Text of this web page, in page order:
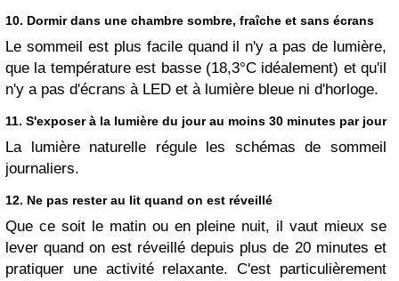
10. Dormir dans une chambre sombre, fraîche et sans écrans
Le sommeil est plus facile quand il n'y a pas de lumière,
que la température est basse (18,3°C idéalement) et qu'il
n'y a pas d'écrans à LED et à lumière bleue ni d'horloge.
11. S'exposer à la lumière du jour au moins 30 minutes par jour
La lumière naturelle régule les schémas de sommeil
journaliers.
12. Ne pas rester au lit quand on est réveillé
Que ce soit le matin ou en pleine nuit, il vaut mieux se
lever quand on est réveillé depuis plus de 20 minutes et
pratiquer une activité relaxante. C'est particulièrement